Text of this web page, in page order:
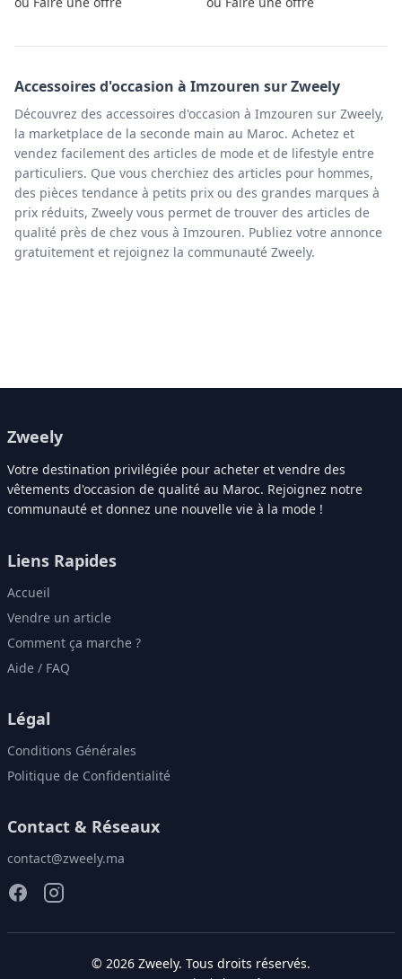
Accessoiresd'occasion à Imzouren sur Zweely
Découvrez des accessoires d'occasion à Imzouren sur Zweely,
la marketplace de la seconde main au Maroc. Achetez et
vendez facilement des articles de mode et de lifestyle entre
particuliers. Que vous cherchiez des articles pour hommes,
des pièces tendance à petits prix ou des grandes marques à
prix réduits, Zweely vous permet de trouver des articles de
qualité près de chez vous à Imzouren. Publiez votre annonce
gratuitement et rejoignez la communauté Zweely.
Zweely
Votre destination privilégiée pour acheter et vendre des
vêtements d'occasion de qualité au Maroc. Rejoignez notre
communauté et donnez une nouvelle vie à la mode !
Liens Rapides
Accueil
Vendre un article
Comment ça marche ?
Aide / FAQ
Légal
Conditions Générales
Politique de Confidentialité
Contact & Réseaux
contact@zweely.ma
© 2026 Zweely. Tous droits réservés.